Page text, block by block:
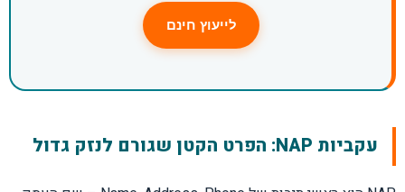
לייעוץ חינם
עקביות NAP: הפרט הקטן שגורם לנזק גדול